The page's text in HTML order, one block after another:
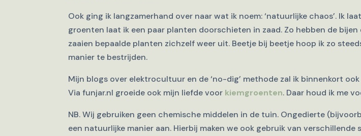
Ook ging ik langzamerhand over naar wat ik noem: ‘natuurlijke chaos’. Ik
groenten laat ik een paar planten doorschieten in zaad. Zo hebben de
zaaien bepaalde planten zichzelf weer uit. Beetje bij beetje hoop ik zo
manier te bestrijden.
Mijn blogs over elektrocultuur en de ‘no-dig’ methode zal ik binnenkort
Via funjar.nl groeide ook mijn liefde voor kiemgroenten. Daar houd ik me
NB. Wij gebruiken geen chemische middelen in de tuin. Ongedierte
een natuurlijke manier aan. Hierbij maken we ook gebruik van